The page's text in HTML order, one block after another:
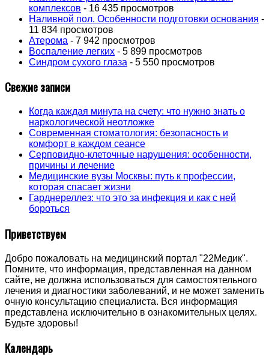
комплексов - 16 435 просмотров
Наливной пол. Особенности подготовки основания -
11 834 просмотров
Атерома - 7 942 просмотров
Воспаление легких - 5 899 просмотров
Синдром сухого глаза - 5 550 просмотров
Свежие записи
Когда каждая минута на счету: что нужно знать о
наркологической неотложке
Современная стоматология: безопасность и
комфорт в каждом сеансе
Серповидно-клеточные нарушения: особенности,
причины и лечение
Медицинские вузы Москвы: путь к профессии,
которая спасает жизни
Гарднереллез: что это за инфекция и как с ней
бороться
Приветствуем
Добро пожаловать на медицинский портал "22Медик".
Помните, что информация, представленная на данном
сайте, не должна использоваться для самостоятельного
лечения и диагностики заболеваний, и не может заменить
очную консультацию специалиста. Вся информация
представлена исключительно в ознакомительных целях.
Будьте здоровы!
Календарь